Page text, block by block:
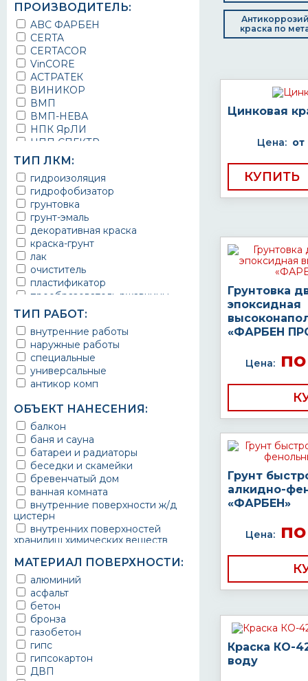
ПРОИЗВОДИТЕЛЬ:
ABC ФАРБЕН
CERTA
CERTACOR
VinCORE
АСТРАТЕК
ВИНИКОР
ВМП
ВМП-НЕВА
НПК ЯрЛИ
НПП СПЕКТР
НПФ ЭМАЛЬ
ТЕРМА
УРЕПЛЕН
ТИП ЛКМ:
гидроизоляция
гидрофобизатор
грунтовка
грунт-эмаль
декоративная краска
краска-грунт
лак
очиститель
пластификатор
преобразователь ржавчины
эмаль
Краска
Покрытие
грунт эмаль
защитное покрытие
ТИП РАБОТ:
внутренние работы
наружные работы
специальные
универсальные
антикор комп
ОБЪЕКТ НАНЕСЕНИЯ:
балкон
баня и сауна
батареи и радиаторы
беседки и скамейки
бревенчатый дом
ванная комната
внутренние поверхности ж/д
цистерн
внутренних поверхностей
хранилищ химических веществ
ворота
выхлопные системы
автомобилей
газопроводы
гараж
гидротехнические сооружения
городской транспорт
грузовые вагоны
двери металлические
МАТЕРИАЛ ПОВЕРХНОСТИ:
алюминий
асфальт
бетон
бронза
газобетон
гипс
гипсокартон
ДВП
краска по
Цинковая
Цена: от
КУПИТЬ
Грунтовка
эпоксидная
«ФАРБЕН
Цена:по
Грунт
алкидно-
«ФАРБЕН»
Цена:по
Краска КО-
воду